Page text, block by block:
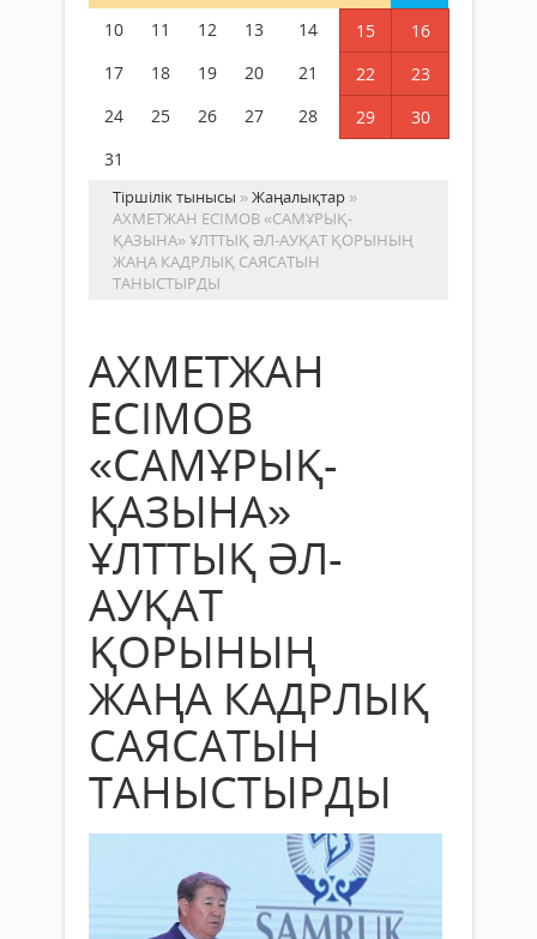
10
11 12 13 14 15
16
17
18 19 20 21 22
23
24
25 26 27 28 29
30
31
Тіршілік тынысы »Жаңалықтар »
АХМЕТЖАН ЕСІМОВ «САМҰРЫҚ-
ҚАЗЫНА» ҰЛТТЫҚ ӘЛ-АУҚАТ ҚОРЫНЫҢ
ЖАҢА КАДРЛЫҚ САЯСАТЫН
ТАНЫСТЫРДЫ
АХМЕТЖАН
ЕСІМОВ
«САМҰРЫҚ-
ҚАЗЫНА»
ҰЛТТЫҚ ӘЛ-
АУҚАТ
ҚОРЫНЫҢ
ЖАҢА КАДРЛЫҚ
САЯСАТЫН
ТАНЫСТЫРДЫ